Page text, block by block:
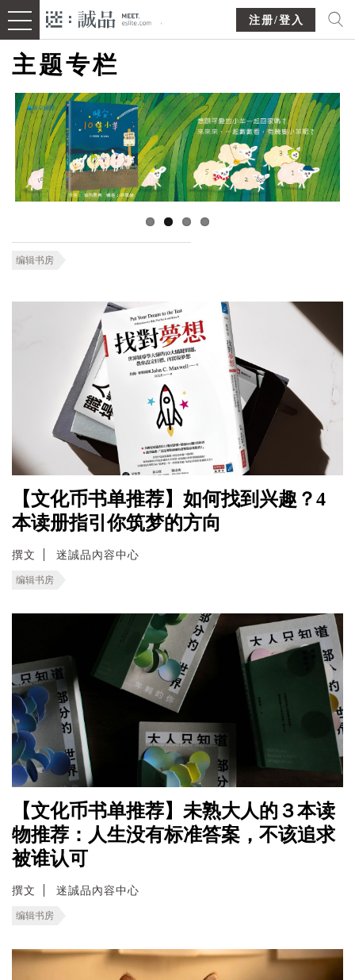
注册/登入
主题专栏
编辑书房
【文化币书单推荐】如何找到兴趣？4
本读册指引你筑梦的方向
撰文 迷誠品內容中心
编辑书房
【文化币书单推荐】未熟大人的３本读
物推荐：人生没有标准答案，不该追求
被谁认可
撰文 迷誠品內容中心
编辑书房